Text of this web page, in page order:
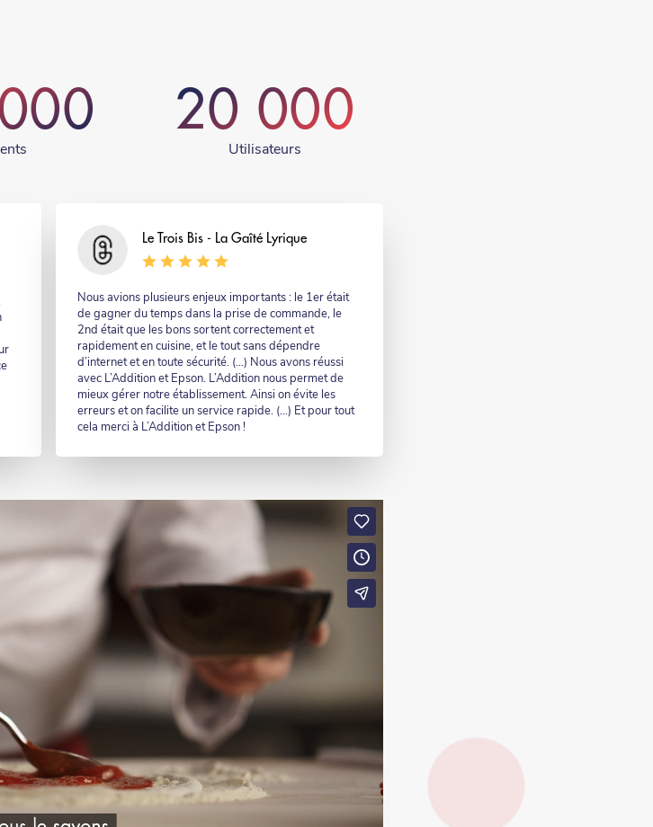
20 000
Utilisateurs
Nom
Le Trois Bis - La Gaîté Lyrique
Commentaire
Nous avions plusieurs enjeux importants : le 1er était
de gagner du temps dans la prise de commande, le
2nd était que les bons sortent correctement et
rapidement en cuisine, et le tout sans dépendre
d’internet et en toute sécurité. (…) Nous avons réussi
avec L’Addition et Epson. L’Addition nous permet de
mieux gérer notre établissement. Ainsi on évite les
erreurs et on facilite un service rapide. (…) Et pour tout
cela merci à L’Addition et Epson !